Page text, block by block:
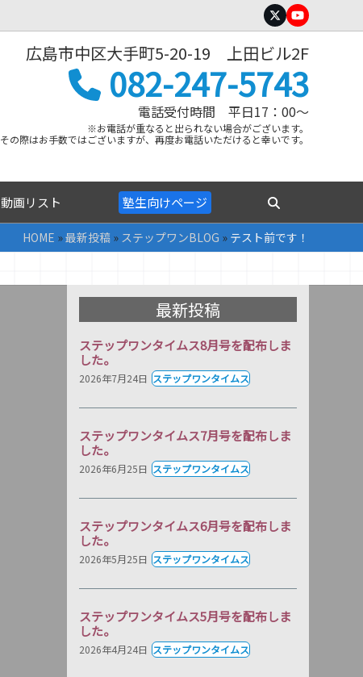
TwitterYouTube
広島市中区大手町5-20-19 上田ビル2F
082-247-5743
電話受付時間 平日17：00～
※お電話が重なると出られない場合がございます。
その際はお手数ではございますが、再度お電話いただけると幸いです。
動画リスト 塾生向けページ
HOME »最新投稿» ステップワンBLOG » テスト前です！
最新投稿
ステップワンタイムス8月号を配布しま
した。
2026年7月24日 ステップワンタイムス
ステップワンタイムス7月号を配布しま
した。
2026年6月25日 ステップワンタイムス
ステップワンタイムス6月号を配布しま
した。
2026年5月25日 ステップワンタイムス
ステップワンタイムス5月号を配布しま
した。
2026年4月24日 ステップワンタイムス